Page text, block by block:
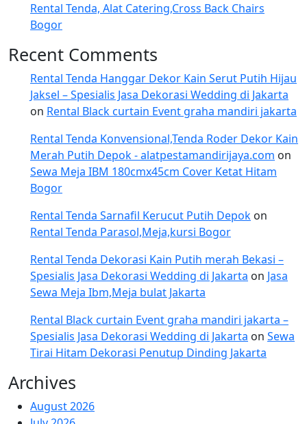
Rental Tenda, Alat Catering,Cross Back Chairs
Bogor
Recent Comments
Rental Tenda Hanggar Dekor Kain Serut Putih Hijau
Jaksel – Spesialis Jasa Dekorasi Wedding di Jakarta
on Rental Black curtain Event graha mandiri jakarta
Rental Tenda Konvensional,Tenda Roder Dekor Kain
Merah Putih Depok - alatpestamandirijaya.com on
Sewa Meja IBM 180cmx45cm Cover Ketat Hitam
Bogor
Rental Tenda Sarnafil Kerucut Putih Depok on
Rental Tenda Parasol,Meja,kursi Bogor
Rental Tenda Dekorasi Kain Putih merah Bekasi –
Spesialis Jasa Dekorasi Wedding di Jakarta on Jasa
Sewa Meja Ibm,Meja bulat Jakarta
Rental Black curtain Event graha mandiri jakarta –
Spesialis Jasa Dekorasi Wedding di Jakarta on Sewa
Tirai Hitam Dekorasi Penutup Dinding Jakarta
Archives
August 2026